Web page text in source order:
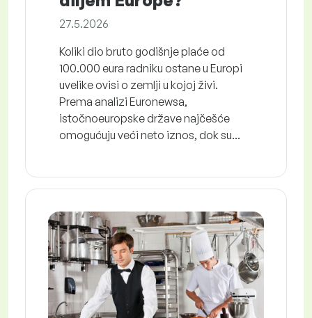
27.5.2026
Koliki dio bruto godišnje plaće od
100.000 eura radniku ostane u Europi
uvelike ovisi o zemlji u kojoj živi.
Prema analizi Euronewsa,
istočnoeuropske države najčešće
omogućuju veći neto iznos, dok su...